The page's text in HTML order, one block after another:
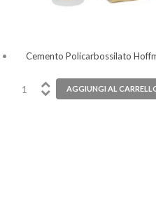
Cemento Policarbossilato